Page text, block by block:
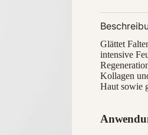
Glättet
intensive
Kollagen
Haut sowie